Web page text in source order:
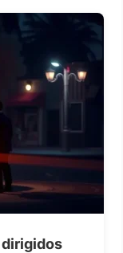
dirigidos